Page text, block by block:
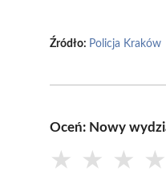
Źródło: Policja Kraków
Oceń: Nowy
★ ★ ★ ★